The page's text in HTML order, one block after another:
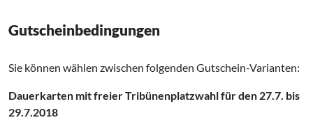
Gutscheinbedingungen
Sie können wählen zwischen folgenden Gutschein-Varianten:
Dauerkarten mit freier Tribünenplatzwahl für den 27.7. bis
29.7.2018